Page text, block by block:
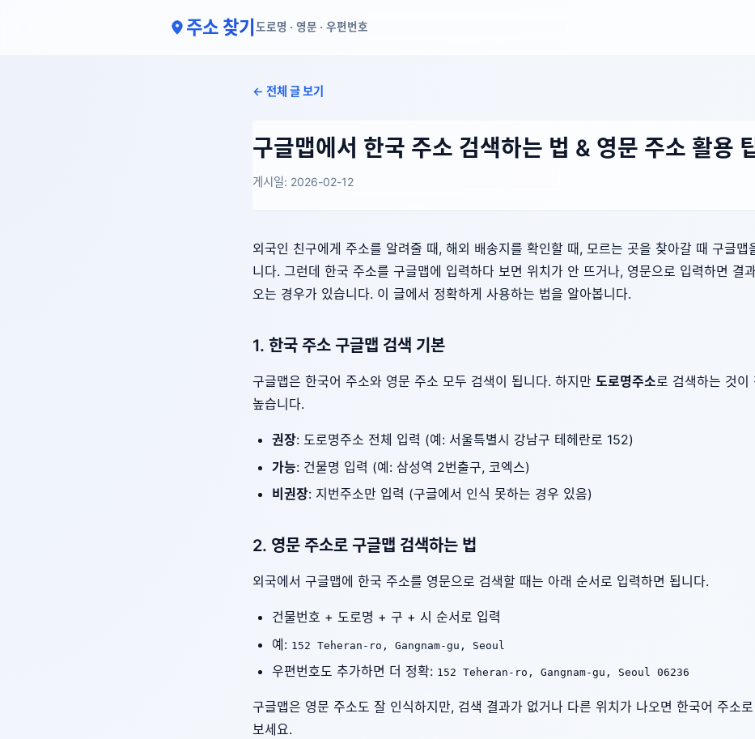
주소 찾기 도로명 · 영문 · 우편번호
← 전체 글 보기
구글맵에서 한국 주소 검색하는 법 & 영문 주소 활용
게시일: 2026-02-12
외국인 친구에게 주소를 알려줄 때, 해외 배송지를 확인할 때, 모르는 곳을 찾아갈 때 구글맵
니다. 그런데 한국 주소를 구글맵에 입력하다 보면 위치가 안 뜨거나, 영문으로 입력하면 결
오는 경우가 있습니다. 이 글에서 정확하게 사용하는 법을 알아봅니다.
1. 한국 주소 구글맵 검색 기본
구글맵은 한국어 주소와 영문 주소 모두 검색이 됩니다. 하지만 도로명주소로 검색하는 것이
높습니다.
권장: 도로명주소 전체 입력 (예: 서울특별시 강남구 테헤란로 152)
가능: 건물명 입력 (예: 삼성역 2번출구, 코엑스)
비권장: 지번주소만 입력 (구글에서 인식 못하는 경우 있음)
2. 영문 주소로 구글맵 검색하는 법
외국에서 구글맵에 한국 주소를 영문으로 검색할 때는 아래 순서로 입력하면 됩니다.
건물번호 + 도로명 + 구 + 시 순서로 입력
예: 152 Teheran-ro, Gangnam-gu, Seoul
우편번호도 추가하면 더 정확: 152 Teheran-ro, Gangnam-gu, Seoul 06236
구글맵은 영문 주소도 잘 인식하지만, 검색 결과가 없거나 다른 위치가 나오면 한국어 주소
보세요.